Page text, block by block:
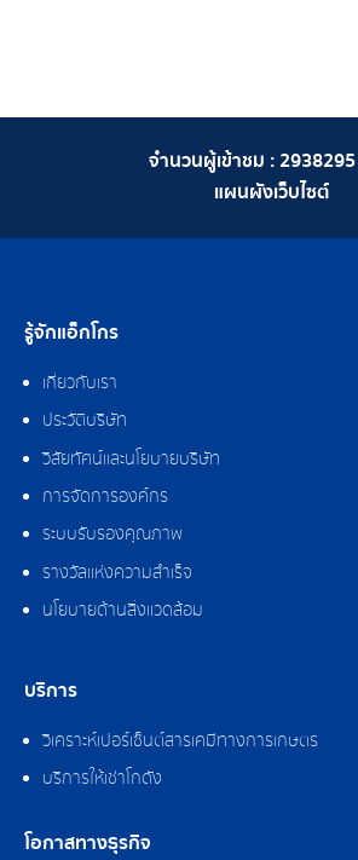
จำนวนผู้เข้าชม :2938295
แผนผังเว็บไซต์
รู้จักแอ็กโกร
เกี่ยวกับเรา
ประวัติบริษัท
วิสัยทัศน์และนโยบายบริษัท
การจัดการองค์กร
ระบบรับรองคุณภาพ
รางวัลแห่งความสำเร็จ
นโยบายด้านสิ่งแวดล้อม
บริการ
วิเคราะห์เปอร์เซ็นต์สารเคมีทางการเกษตร
บริการให้เช่าโกดัง
โอกาสทางธุรกิจ